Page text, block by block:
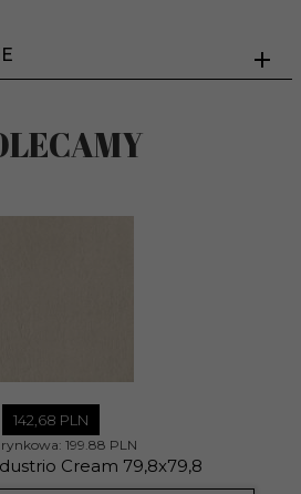
142, 68 PLN
rynkowa: 199.88 PLN
Cream 79,8x79,8